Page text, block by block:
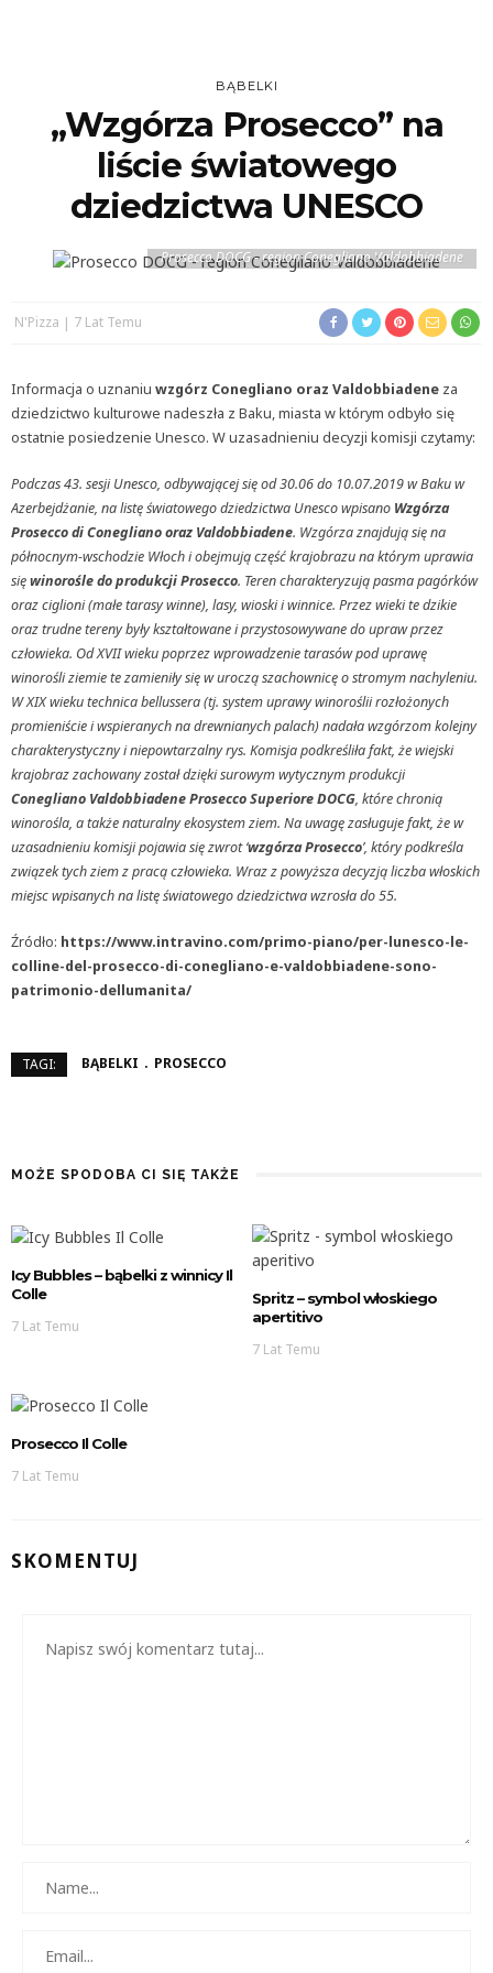
BĄBELKI
„Wzgórza Prosecco” na
liście światowego
dziedzictwa UNESCO
Prosecco DOCG - region Conegliano Valdobbiadene
N'Pizza 7 Lat Temu
Informacja o uznaniu wzgórz Conegliano oraz Valdobbiadene za
dziedzictwo kulturowe nadeszła z Baku, miasta w którym odbyło się
ostatnie posiedzenie Unesco. W uzasadnieniu decyzji komisji czytamy:
Podczas 43. sesji Unesco, odbywającej się od 30.06 do 10.07.2019 w Baku w
Azerbejdżanie, na listę światowego dziedzictwa Unesco wpisano Wzgórza
Prosecco di Conegliano oraz Valdobbiadene. Wzgórza znajdują się na
północnym-wschodzie Włoch i obejmują część krajobrazu na którym uprawia
sięwinorośle do produkcji Prosecco. Teren charakteryzują pasma pagórków
oraz ciglioni (małe tarasy winne), lasy, wioski i winnice. Przez wieki te dzikie
oraz trudne tereny były kształtowane i przystosowywane do upraw przez
człowieka. Od XVII wieku poprzez wprowadzenie tarasów pod uprawę
winorośli ziemie te zamieniły się w uroczą szachownicę o stromym nachyleniu.
W XIX wieku technica bellussera (tj. system uprawy winoroślii rozłożonych
promieniście i wspieranych na drewnianych palach) nadała wzgórzom kolejny
charakterystyczny i niepowtarzalny rys. Komisja podkreśliła fakt, że wiejski
krajobraz zachowany został dzięki surowym wytycznym produkcji
Conegliano Valdobbiadene Prosecco Superiore DOCG, które chronią
winorośla, a także naturalny ekosystem ziem. Na uwagę zasługuje fakt, że w
uzasadnieniu komisji pojawia się zwrot ‘wzgórza Prosecco’, który podkreśla
związek tych ziem z pracą człowieka. Wraz z powyższa decyzją liczba włoskich
miejsc wpisanych na listę światowego dziedzictwa wzrosła do 55.
Źródło: https://www.intravino.com/primo-piano/per-lunesco-le-
colline-del-prosecco-di-conegliano-e-valdobbiadene-sono-
patrimonio-dellumanita/
TAGI: BĄBELKI PROSECCO
MOŻE SPODOBA CI SIĘ TAKŻE
Icy Bubbles – bąbelki z winnicy Il
Colle
7 Lat Temu
Spritz – symbol włoskiego
apertitivo
7 Lat Temu
Prosecco Il Colle
7 Lat Temu
SKOMENTUJ